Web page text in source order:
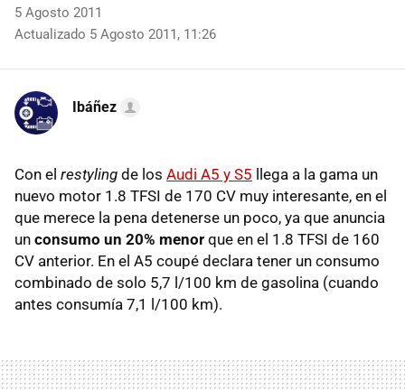
5 Agosto 2011
Actualizado 5 Agosto 2011, 11:26
Ibáñez
Con el restyling de los Audi A5 y S5 llega a la gama un
nuevo motor 1.8 TFSI de 170 CV muy interesante, en el
que merece la pena detenerse un poco, ya que anuncia
un consumo un 20% menor que en el 1.8 TFSI de 160
CV anterior. En el A5 coupé declara tener un consumo
combinado de solo 5,7 l/100 km de gasolina (cuando
antes consumía 7,1 l/100 km).